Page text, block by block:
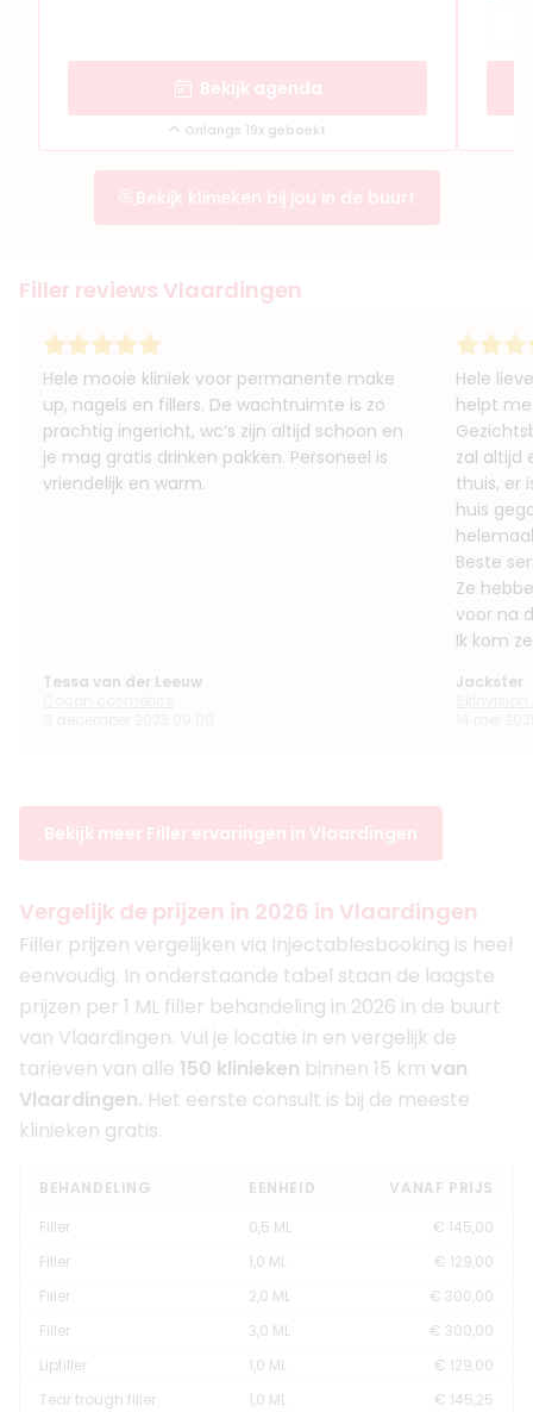
Bekijk agenda
Onlangs 19x geboekt
Bekijk klinieken bij jou in de buurt
Filler reviews Vlaardingen
Hele mooie kliniek voor permanente make
up, nagels en fillers. De wachtruimte is zo
prachtig ingericht, wc’s zijn altijd schoon en
je mag gratis drinken pakken. Personeel is
vriendelijk en warm.
Tessa van der Leeuw
Hele
helpt
zal altijd
thuis, er
huis
Beste
Ze
voor na
Ik kom
Jackster
Bekijk meer Filler ervaringen in Vlaardingen
Vergelijk de prijzen in 2026 in Vlaardingen
Filler prijzen vergelijken via Injectablesbooking is heel
eenvoudig. In onderstaande tabel staan de laagste
prijzen per 1 ML filler behandeling in 2026 in de buurt
van Vlaardingen. Vul je locatie in en vergelijk de
tarieven van alle 150 klinieken binnen 15 km van
Vlaardingen. Het eerste consult is bij de meeste
klinieken gratis.
BEHANDELING EENHEID
VANAF PRIJS
Filler
0,5 ML
€ 145,00
Filler
1,0 ML
€ 129,00
Filler
2,0 ML
€ 300,00
Filler
3,0 ML
€ 300,00
Lipfiller
1,0 ML
€ 129,00
Tear trough filler
1,0 ML € 145,25